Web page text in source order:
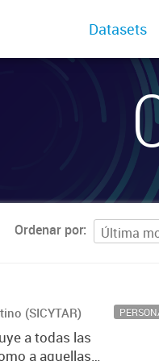
Datasets
Ordenar por
(SICYTAR)
a todas las
a aquellas